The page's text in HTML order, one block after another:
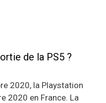
de la PS5 ?
2020, la Playstation
2020 en France. La